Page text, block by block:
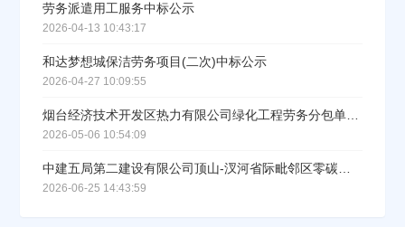
劳务派遣用工服务中标公示
2026-04-13 10:43:17
和达梦想城保洁劳务项目(二次)中标公示
2026-04-27 10:09:55
烟台经济技术开发区热力有限公司绿化工程劳务分包单位选定中标结果公示
2026-05-06 10:54:09
中建五局第二建设有限公司顶山-汊河省际毗邻区零碳产业园项目（一期）主体结构劳务工程成交结果公示
2026-06-25 14:43:59